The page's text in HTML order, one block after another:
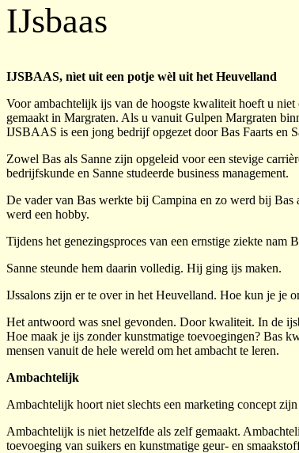
IJsbaas
IJSBAAS, nìet uit een potje wèl uit het Heuvelland
Voor ambachtelijk ijs van de hoogste kwaliteit hoeft u
gemaakt in Margraten. Als u vanuit Gulpen Margraten
IJSBAAS is een jong bedrijf opgezet door Bas Faarts en
Zowel Bas als Sanne zijn opgeleid voor een stevige
bedrijfskunde en Sanne studeerde business management.
De vader van Bas werkte bij Campina en zo werd bij
werd een hobby.
Tijdens het genezingsproces van een ernstige ziekte nam
Sanne steunde hem daarin volledig. Hij ging ijs maken.
IJssalons zijn er te over in het Heuvelland. Hoe kun je je
Het antwoord was snel gevonden. Door kwaliteit. In de
Hoe maak je ijs zonder kunstmatige toevoegingen? Bas
mensen vanuit de hele wereld om het ambacht te leren.
Ambachtelijk
Ambachtelijk hoort niet slechts een marketing concept
Ambachtelijk is niet hetzelfde als zelf gemaakt.
toevoeging van suikers en kunstmatige geur- en